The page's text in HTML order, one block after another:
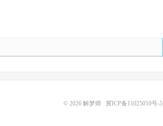
© 2026 解梦师 冀ICP备11025010号-5